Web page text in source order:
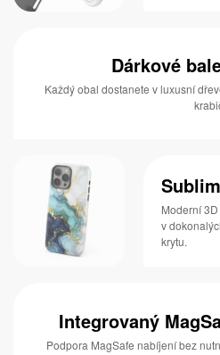
Dárkové
Každý obal dostanete v luxusní
Moderní
v
krytu.
Integrovaný
Podpora MagSafe nabíjení bez